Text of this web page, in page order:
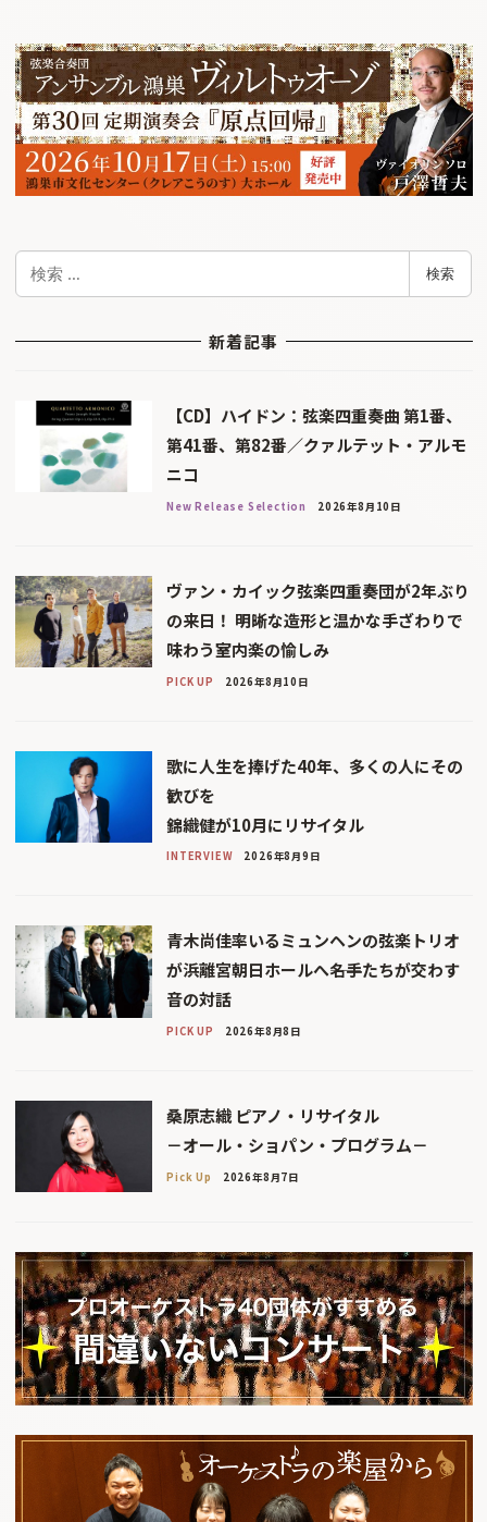
検
検索
新着記事
【CD】ハイドン：弦楽四重奏曲 第1番、
第41番、第82番／クァルテット・アルモ
ニコ
New Release Selection 2026年8月10日
ヴァン・カイック弦楽四重奏団が2年ぶり
の来日！ 明晰な造形と温かな手ざわりで
味わう室内楽の愉しみ
PICK UP 2026年8月10日
歌に人生を捧げた40年、多くの人にその
歓びを
錦織健が10月にリサイタル
INTERVIEW 2026年8月9日
青木尚佳率いるミュンヘンの弦楽トリオ
が浜離宮朝日ホールへ――名手たちが交わす
音の対話
PICK UP 2026年8月8日
桑原志織 ピアノ・リサイタル
－オール・ショパン・プログラム－
Pick Up 2026年8月7日